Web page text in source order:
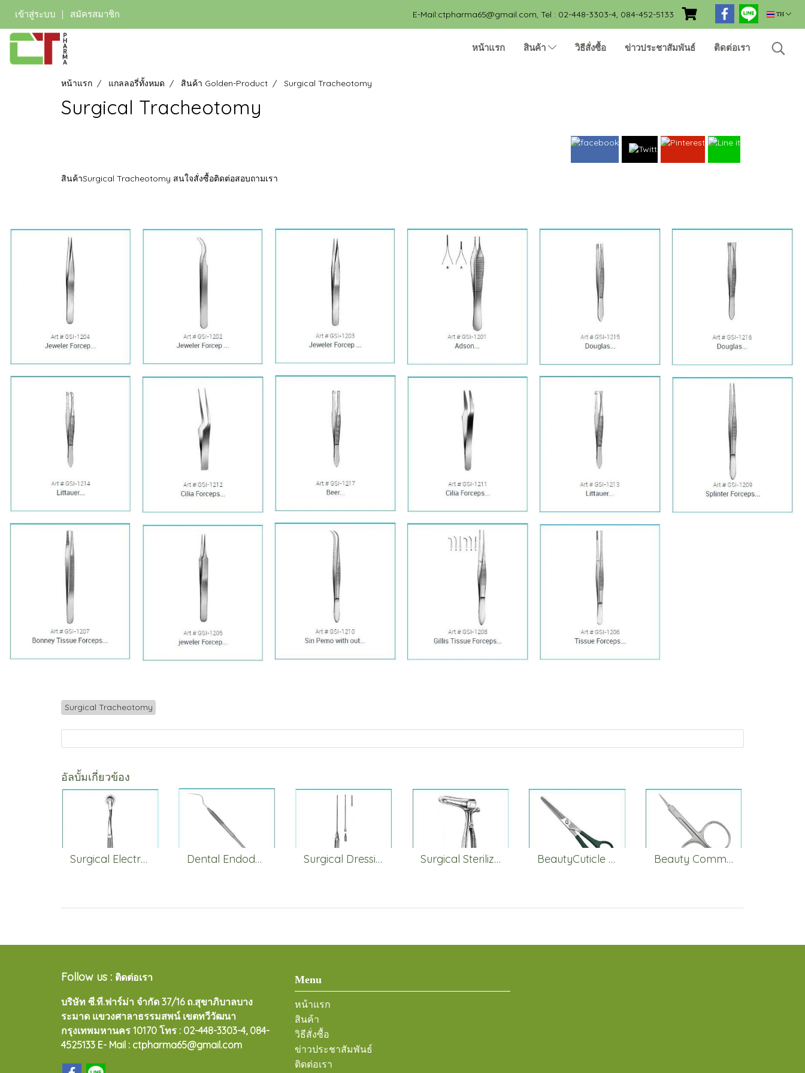
เข้าสู่ระบบ สมัครสมาชิก E-Mail:ctpharma65@gmail.com, Tel : 02-448-3303-4, 084-452-5133 TH
หน้าแรก สินค้า วิธีสั่งซื้อ ข่าวประชาสัมพันธ์ ติดต่อเรา
หน้าแรก แกลลอรี่ทั้งหมด สินค้า Golden-Product Surgical Tracheotomy
Surgical Tracheotomy
สินค้าSurgical Tracheotomy สนใจสั่งซื้อติดต่อสอบถามเรา
Surgical Tracheotomy
อัลบั้มเกี่ยวข้อง
Surgical Electrosurgical Dental Endodontic Instruments Surgical Dressing & Sponge Forceps Surgical Sterilization BeautyCuticle Nail Scissors Beauty Common Scissors
Follow us : ติดต่อเรา
บริษัท ซี.ที.ฟาร์ม่า จำกัด 37/16 ถ.สุขาภิบาลบาง
ระมาด แขวงศาลาธรรมสพน์ เขตทวีวัฒนา
กรุงเทพมหานคร 10170 โทร : 02-448-3303-4, 084-
4525133 E- Mail : ctpharma65@gmail.com
Menu
หน้าแรก
สินค้า
วิธีสั่งซื้อ
ข่าวประชาสัมพันธ์
ติดต่อเรา